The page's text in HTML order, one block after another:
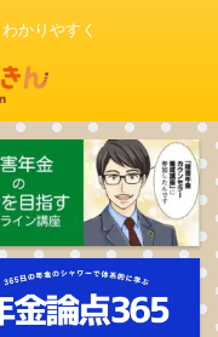
かりやすく